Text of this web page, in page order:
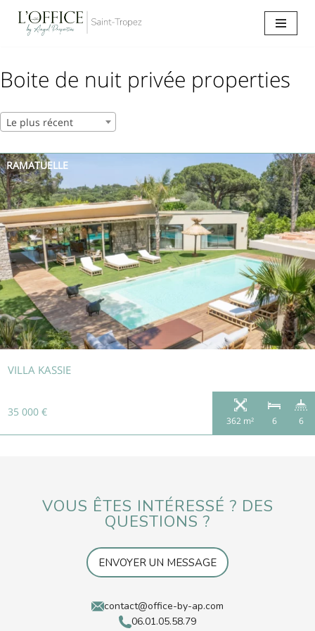
Aller
contenu
Boite de nuit privée properties
Le plus récent
RAMATUELLE
VILLA KASSIE
35 000 €
362 m² 6 6
VOUS ÊTES INTÉRESSÉ ? DES
QUESTIONS ?
ENVOYER UN MESSAGE
contact@office-by-ap.com
06.01.05.58.79